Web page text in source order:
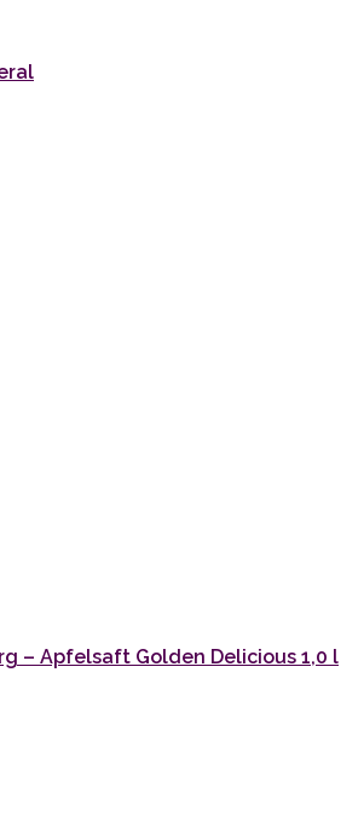
– Apfelsaft Golden Delicious 1,0 l